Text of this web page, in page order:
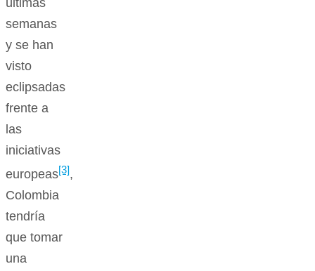
últimas
semanas
y se han
visto
eclipsadas
frente a
las
iniciativas
europeas[3],
Colombia
tendría
que tomar
una